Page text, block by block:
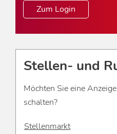
Zum Login
Stellen- und
Möchten Sie eine
schalten?
Stellenmarkt